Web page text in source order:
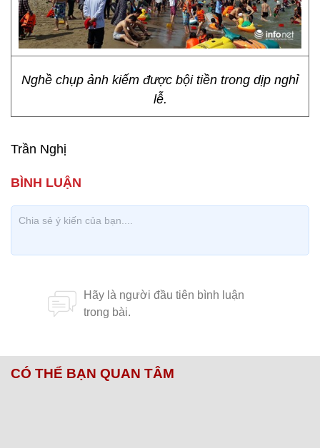
Nghề chụp ảnh kiếm được bội tiền trong dịp nghỉ
lễ.
Trần Nghị
CÓ THỂ BẠN QUAN TÂM